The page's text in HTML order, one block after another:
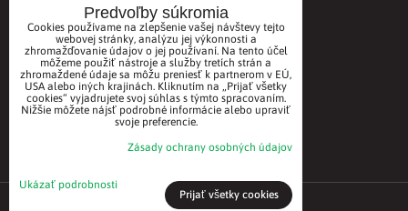
+421356421513
Mobil:+421901712584
Email:office@biovitae.sk
AKCEPTUJEME PLATBY KARTOU
©2021 BioVitae biomarket. Všetky práva vyhradené
Predvoľby súkromia
Cookies používame na zlepšenie vašej návštevy tejto
webovej stránky, analýzu jej výkonnosti a
zhromažďovanie údajov o jej používaní. Na tento účel
môžeme použiť nástroje a služby tretích strán a
zhromaždené údaje sa môžu preniesť k partnerom v EÚ,
USA alebo iných krajinách. Kliknutím na „Prijať všetky
cookies“ vyjadrujete svoj súhlas s týmto spracovaním.
Nižšie môžete nájsť podrobné informácie alebo upraviť
svoje preferencie.
Zásady ochrany osobných údajov
Ukázať podrobnosti
Prijať všetky cookies